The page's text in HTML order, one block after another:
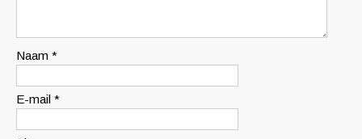
Naam *
E-mail *